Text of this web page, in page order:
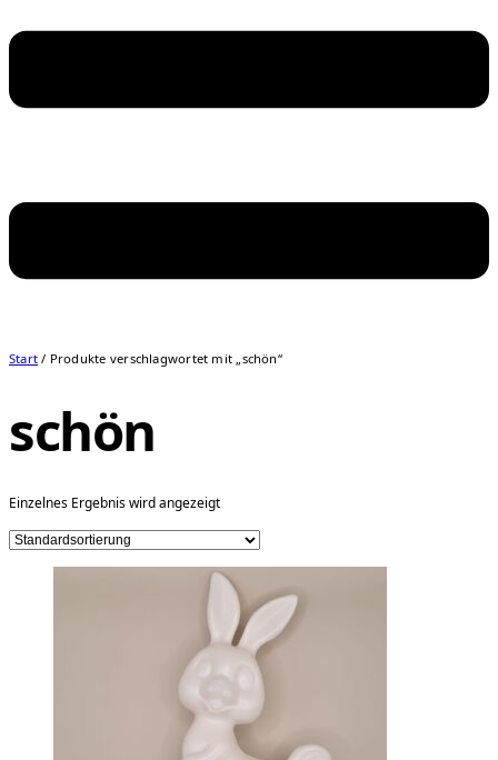
Start / Produkte verschlagwortet mit „schön“
schön
Einzelnes Ergebnis wird angezeigt